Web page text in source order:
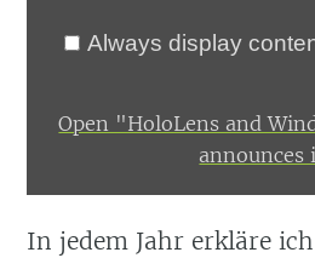
Always display
Open "HoloLens and
In jedem Jahr erkläre